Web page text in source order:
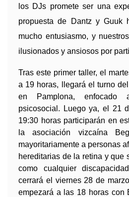
los DJs promete ser una
propuesta de Dantz y Guuk
mucho entusiasmo, y
ilusionados y ansiosos por
Tras este primer taller, el
a 19 horas, llegará el turno
en Pamplona, enfocado
psicosocial. Luego ya, el 21
19:30 horas participarán en
la asociación vizcaína
mayoritariamente a personas
hereditarias de la retina y que
como cualquier
cerrará el viernes 28 de
empezará a las 18 horas con